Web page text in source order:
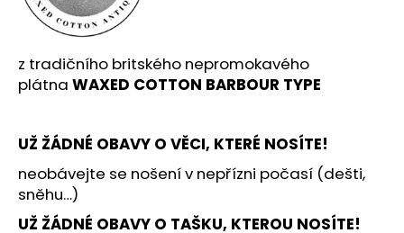
z tradičního britského nepromokavého
plátna WAXED COTTON BARBOUR TYPE
UŽ ŽÁDNÉ OBAVY O VĚCI, KTERÉ NOSÍTE!
neobávejte se nošení v nepřízni počasí (dešti,
sněhu…)
UŽ ŽÁDNÉ OBAVY O TAŠKU, KTEROU NOSÍTE!
r
u
j
e